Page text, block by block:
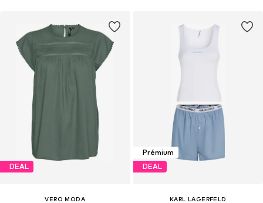
DEAL
VERO MODA
Prémium
DEAL
KARL LAGERFELD